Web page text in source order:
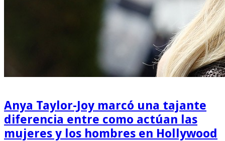
Anya Taylor-Joy marcó una tajante
diferencia entre como actúan las
mujeres y los hombres en Hollywood